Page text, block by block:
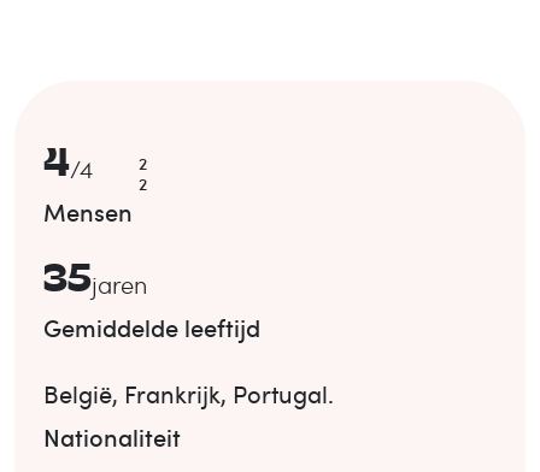
4/4
2
2
Mensen
35jaren
Gemiddelde leeftijd
België, Frankrijk, Portugal.
Nationaliteit